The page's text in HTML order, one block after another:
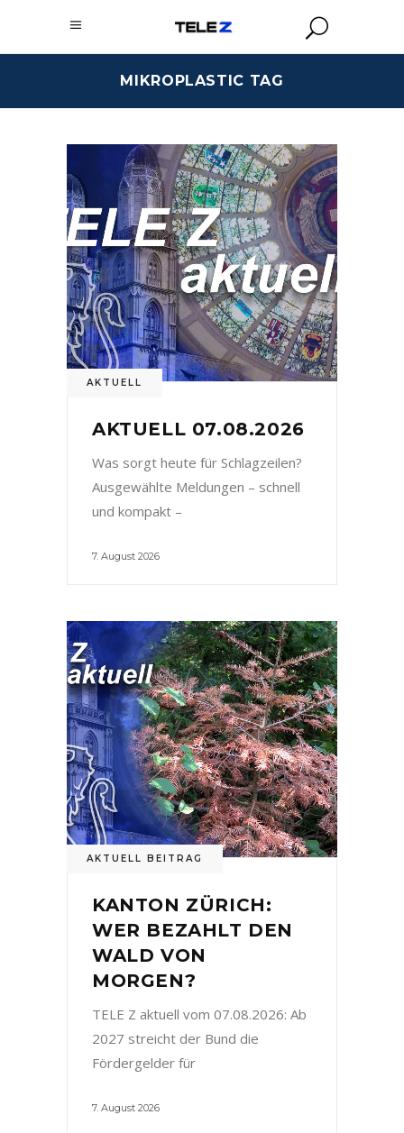
MIKROPLASTIC TAG
AKTUELL
AKTUELL 07.08.2026
Was sorgt heute für Schlagzeilen?
Ausgewählte Meldungen – schnell
und kompakt –
7. August 2026
AKTUELL BEITRAG
KANTON ZÜRICH:
WER BEZAHLT DEN
WALD VON
MORGEN?
TELE Z aktuell vom 07.08.2026: Ab
2027 streicht der Bund die
Fördergelder für
7. August 2026